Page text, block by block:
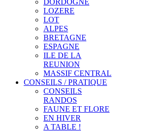
DORDOGNE
LOZERE
LOT
ALPES
BRETAGNE
ESPAGNE
ILE DE LA
REUNION
MASSIF CENTRAL
CONSEILS / PRATIQUE
CONSEILS
RANDOS
FAUNE ET FLORE
EN HIVER
A TABLE !